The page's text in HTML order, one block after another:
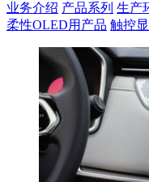
业务介绍 产品系列 生产
柔性OLED用产品 触控